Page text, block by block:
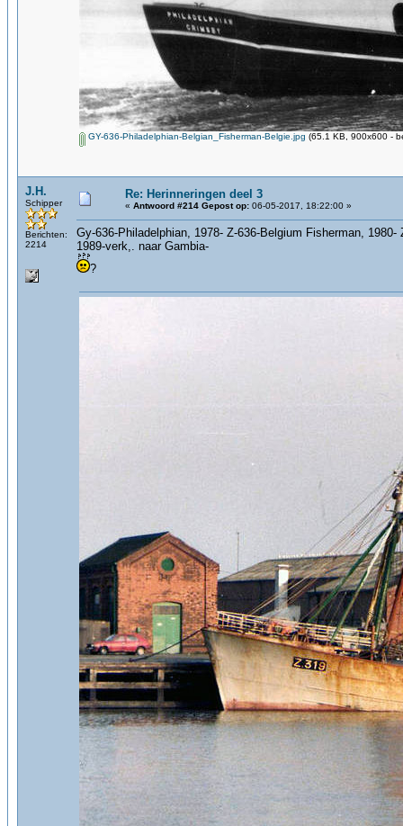
GY-636-Philadelphian-Belgian_Fisherman-Belgie.jpg (65.1 KB, 900x600 -
J.H.
Schipper
Berichten:
2214
Re: Herinneringen deel 3
« Antwoord #214 Gepost op: 06-05-2017, 18:22:00 »
Gy-636-Philadelphian, 1978- Z-636-Belgium Fisherman, 1980-
1989-verk,. naar Gambia-
?